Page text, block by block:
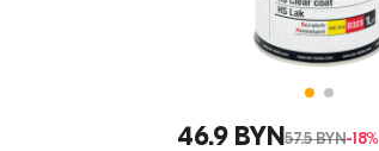
46.9 BYN57.5 BYN-18%